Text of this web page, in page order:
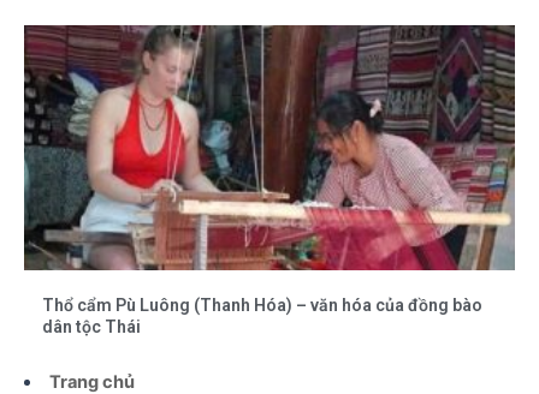
Trang chủ
Thổ cẩm Pù Luông (Thanh Hóa) – văn hóa của đồng bào
dân tộc Thái